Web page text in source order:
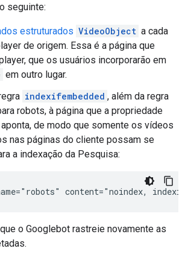
seguinte:
estruturados VideoObject a cada
de origem. Essa é a página que
que os usuários incorporarão em
em outro lugar.
indexifembedded , além da regra
robots, à página que a propriedade
aponta, de modo que somente os vídeos
nas páginas do cliente possam se
a indexação da Pesquisa:
content="noindex,
o Googlebot rastreie novamente as